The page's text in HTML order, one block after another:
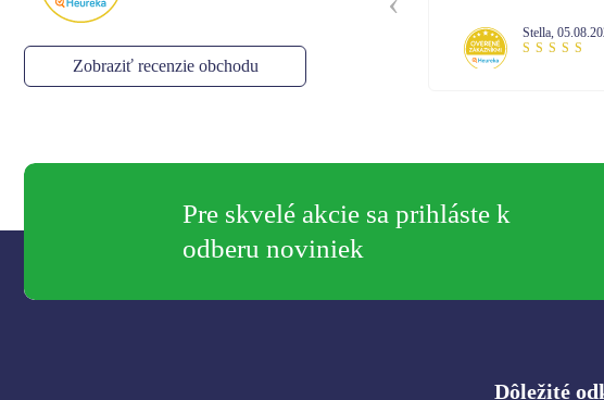
Zobraziť recenzie obchodu
Helena,
Pre skvelé akcie sa prihláste k
odberu noviniek
Dôležité